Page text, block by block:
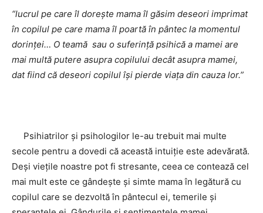
“lucrul pe care îl doreşte mama îl găsim deseori imprimat
în copilul pe care mama îl poartă în pântec la momentul
dorinței… O teamă sau o suferință psihică a mamei are
mai multă putere asupra copilului decât asupra mamei,
dat fiind că deseori copilul îşi pierde viața din cauza lor.”
Psihiatrilor şi psihologilor le-au trebuit mai multe
secole pentru a dovedi că această intuiție este adevărată.
Deşi viețile noastre pot fi stresante, ceea ce contează cel
mai mult este ce gândeşte şi simte mama în legătură cu
copilul care se dezvoltă în pântecul ei, temerile şi